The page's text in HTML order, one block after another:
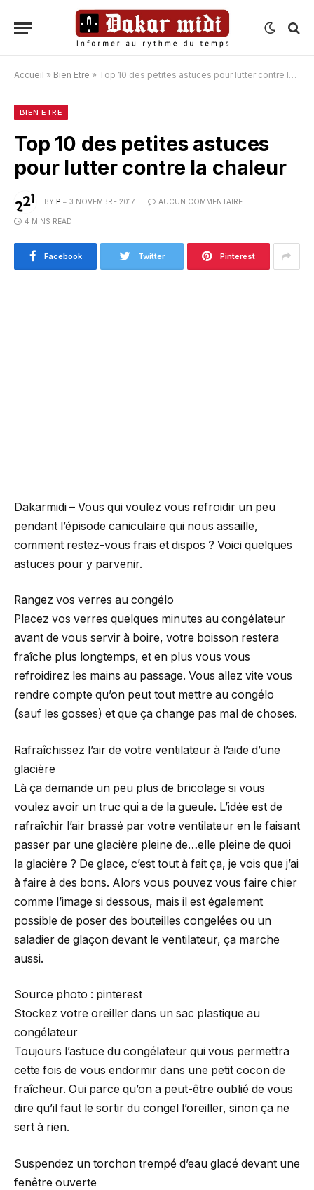
Accueil » Bien Etre » Top 10 des petites astuces pour lutter contre la chaleur
BIEN ETRE
Top 10 des petites astuces
pour lutter contre la chaleur
BY P 3 NOVEMBRE 2017 AUCUN COMMENTAIRE
4 MINS READ
Facebook Twitter Pinterest
Dakarmidi – Vous qui voulez vous refroidir un peu
pendant l’épisode caniculaire qui nous assaille,
comment restez-vous frais et dispos ? Voici quelques
astuces pour y parvenir.
Rangez vos verres au congélo
Placez vos verres quelques minutes au congélateur
avant de vous servir à boire, votre boisson restera
fraîche plus longtemps, et en plus vous vous
refroidirez les mains au passage. Vous allez vite vous
rendre compte qu’on peut tout mettre au congélo
(sauf les gosses) et que ça change pas mal de choses.
Rafraîchissez l’air de votre ventilateur à l’aide d’une
glacière
Là ça demande un peu plus de bricolage si vous
voulez avoir un truc qui a de la gueule. L’idée est de
rafraîchir l’air brassé par votre ventilateur en le faisant
passer par une glacière pleine de…elle pleine de quoi
la glacière ? De glace, c’est tout à fait ça, je vois que j’ai
à faire à des bons. Alors vous pouvez vous faire chier
comme l’image si dessous, mais il est également
possible de poser des bouteilles congelées ou un
saladier de glaçon devant le ventilateur, ça marche
aussi.
Source photo : pinterest
Stockez votre oreiller dans un sac plastique au
congélateur
Toujours l’astuce du congélateur qui vous permettra
cette fois de vous endormir dans une petit cocon de
fraîcheur. Oui parce qu’on a peut-être oublié de vous
dire qu’il faut le sortir du congel l’oreiller, sinon ça ne
sert à rien.
Suspendez un torchon trempé d’eau glacé devant une
fenêtre ouverte